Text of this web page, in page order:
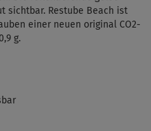
sichtbar. Restube Beach ist
einer neuen original CO2-
g.